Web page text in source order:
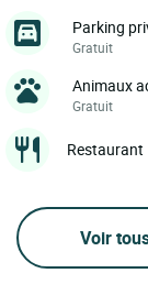
Parking
Gratuit
Animaux
Gratuit
Restaurant
Voir